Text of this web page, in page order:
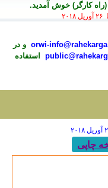
(راه کارگر) خوش آمديد.
orwi- و در
استفاده
چاپی